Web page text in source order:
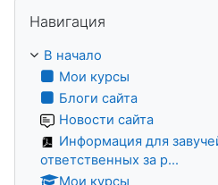
Навигация
В начало
Мои курсы
Блоги сайта
Новости сайта
Информация для
ответственных за р...
Мои курсы